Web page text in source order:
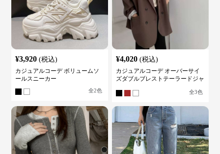
¥3,920 (税込)
カジュアルコーデ ボリュームソ
ールスニーカー
全2色
¥4,020 (税込)
カジュアルコーデ オーバーサイ
ズダブルブレストテーラードジャ
全3色